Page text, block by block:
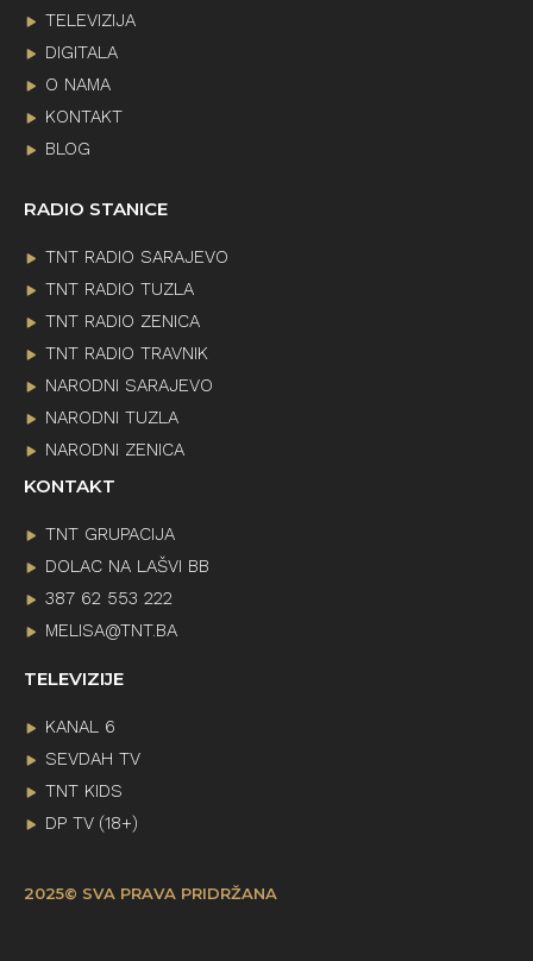
TELEVIZIJA
DIGITALA
O NAMA
KONTAKT
BLOG
RADIO STANICE
TNT RADIO SARAJEVO
TNT RADIO TUZLA
TNT RADIO ZENICA
TNT RADIO TRAVNIK
NARODNI SARAJEVO
NARODNI TUZLA
NARODNI ZENICA
KONTAKT
TNT GRUPACIJA
DOLAC NA LAŠVI BB
387 62 553 222
MELISA@TNT.BA
TELEVIZIJE
KANAL 6
SEVDAH TV
TNT KIDS
DP TV (18+)
2025© SVA PRAVA PRIDRŽANA